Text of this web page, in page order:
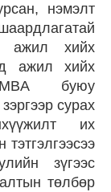
нэмэлт
ажил хийх
ажил хийх
буюу
сурах
их
зүгээс
төлбөр